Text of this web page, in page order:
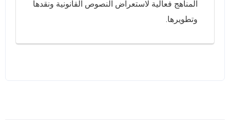
المناهج فعالية لاستعراض النصوص القانونية ونقدها
وتطويرها.